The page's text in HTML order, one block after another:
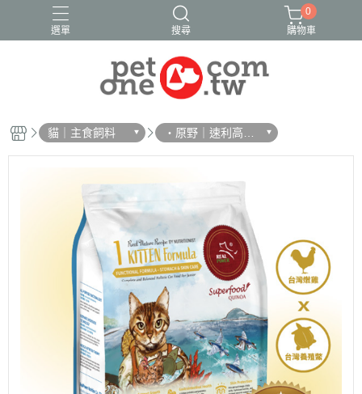
選單 搜尋
0
購物車
貓｜主食飼料
・原野｜速利高｜
瑞威